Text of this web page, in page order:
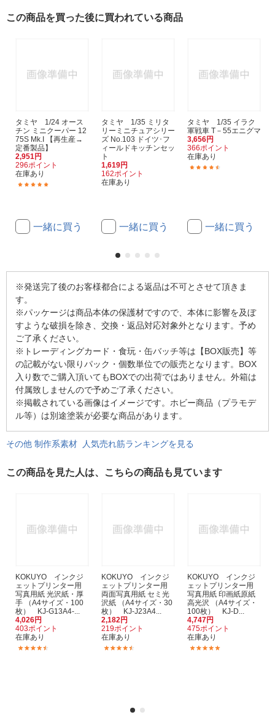
この商品を買った後に買われている商品
タミヤ 1/24 オース
チン ミニクーパー 12
75S Mk.I 【再生産→
定番製品】
2,951円
296ポイント
在庫あり
一緒に買う
タミヤ 1/35 ミリタ
リーミニチュアシリー
ズ No.103 ドイツ･フ
ィールドキッチンセッ
ト
1,619円
162ポイント
在庫あり
一緒に買う
タミヤ 1/35 イラク
軍戦車 T－55エニグマ
3,656円
366ポイント
在庫あり
一緒に買う
※発送完了後のお客様都合による返品は不可とさせて頂きま
す。
※パッケージは商品本体の保護材ですので、本体に影響を及ぼ
すような破損を除き、交換・返品対応対象外となります。予め
ご了承ください。
※トレーディングカード・食玩・缶バッチ等は【BOX販売】等
の記載がない限りパック・個数単位での販売となります。BOX
入り数でご購入頂いてもBOXでの出荷ではありません。外箱は
付属致しませんので予めご了承ください。
※掲載されている画像はイメージです。ホビー商品（プラモデ
ル等）は別途塗装が必要な商品があります。
その他 制作系素材 人気売れ筋ランキングを見る
この商品を見た人は、こちらの商品も見ています
KOKUYO インクジ
ェットプリンター用
写真用紙 光沢紙・厚
手 （A4サイズ・100
枚） KJ-G13A4-...
4,026円
403ポイント
在庫あり
KOKUYO インクジ
ェットプリンター用
両面写真用紙 セミ光
沢紙 （A4サイズ・30
枚） KJ-J23A4...
2,182円
219ポイント
在庫あり
KOKUYO インクジ
ェットプリンター用
写真用紙 印画紙原紙
高光沢 （A4サイズ・
100枚） KJ-D...
4,747円
475ポイント
在庫あり